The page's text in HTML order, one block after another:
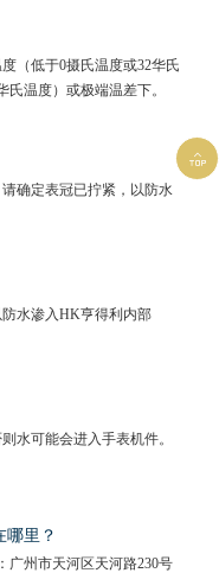
（低于0摄氏温度或32华氏
氏温度）或极端温差下。
确定表冠已拧紧，以防水
水渗入HK亨得利内部
水可能会进入手表机件。
哪里？
广州市天河区天河路230号
